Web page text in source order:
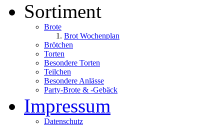
Sortiment
Brote
Brot Wochenplan
Brötchen
Torten
Besondere Torten
Teilchen
Besondere Anlässe
Party-Brote & -Gebäck
Impressum
Datenschutz